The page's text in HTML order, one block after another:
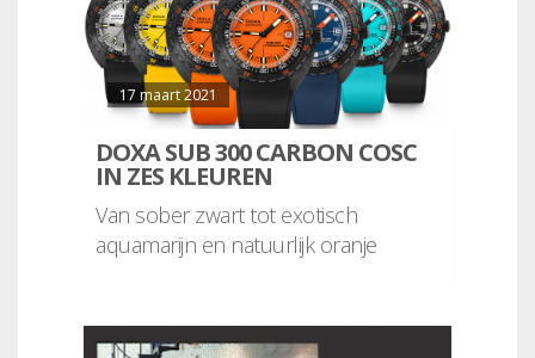
17 maart 2021
DOXA SUB 300 CARBON COSC
IN ZES KLEUREN
Van sober zwart tot exotisch
aquamarijn en natuurlijk oranje